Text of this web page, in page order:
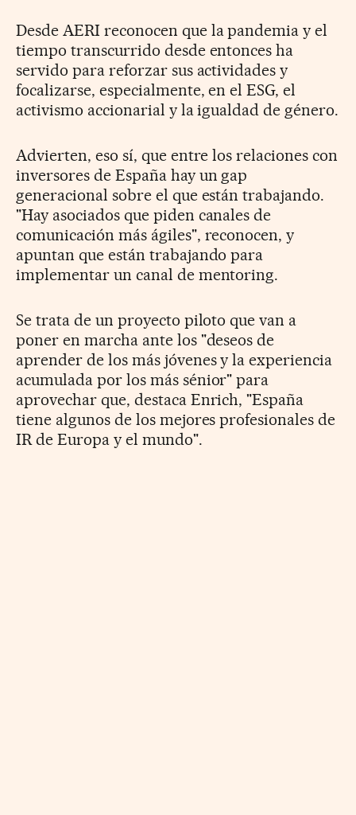
Desde AERI reconocen que la pandemia y el
tiempo transcurrido desde entonces ha
servido para reforzar sus actividades y
focalizarse, especialmente, en el ESG, el
activismo accionarial y la igualdad de género.
Advierten, eso sí, que entre los relaciones con
inversores de España hay un gap
generacional sobre el que están trabajando.
"Hay asociados que piden canales de
comunicación más ágiles", reconocen, y
apuntan que están trabajando para
implementar un canal de mentoring.
Se trata de un proyecto piloto que van a
poner en marcha ante los "deseos de
aprender de los más jóvenes y la experiencia
acumulada por los más sénior" para
aprovechar que, destaca Enrich, "España
tiene algunos de los mejores profesionales de
IR de Europa y el mundo".